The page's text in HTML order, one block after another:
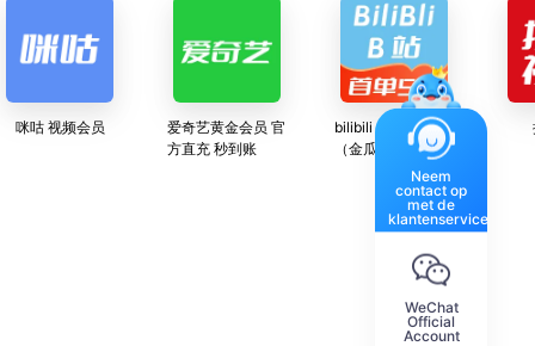
咪咕 视频会员
爱奇艺黄金会员 官
方直充 秒到账
bilibili B站 电池
（金瓜子） 正规渠
道直充 官方可查询
24小时人工服务
Neem
contact op
met de
klantenservice
WeChat
Official
Account